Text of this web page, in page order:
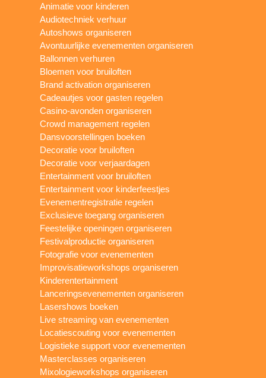
Animatie voor kinderen
Audiotechniek verhuur
Autoshows organiseren
Avontuurlijke evenementen organiseren
Ballonnen verhuren
Bloemen voor bruiloften
Brand activation organiseren
Cadeautjes voor gasten regelen
Casino-avonden organiseren
Crowd management regelen
Dansvoorstellingen boeken
Decoratie voor bruiloften
Decoratie voor verjaardagen
Entertainment voor bruiloften
Entertainment voor kinderfeestjes
Evenementregistratie regelen
Exclusieve toegang organiseren
Feestelijke openingen organiseren
Festivalproductie organiseren
Fotografie voor evenementen
Improvisatieworkshops organiseren
Kinderentertainment
Lanceringsevenementen organiseren
Lasershows boeken
Live streaming van evenementen
Locatiescouting voor evenementen
Logistieke support voor evenementen
Masterclasses organiseren
Mixologieworkshops organiseren